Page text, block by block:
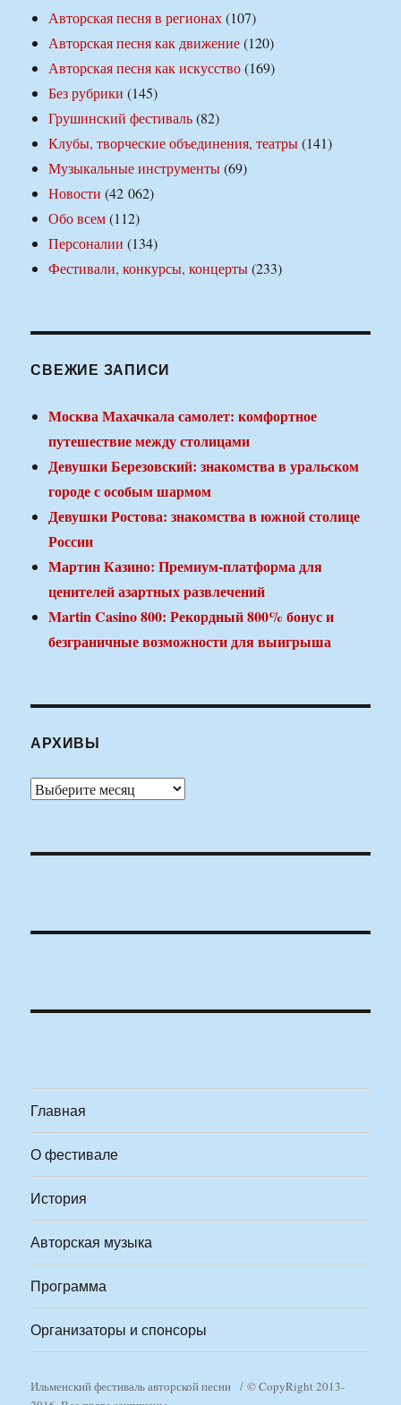
Авторская песня в регионах(107)
Авторская песня как движение(120)
Авторская песня как искусство(169)
Без рубрики (145)
Грушинский фестиваль(82)
Клубы, творческие объединения, театры(141)
Музыкальные инструменты(69)
Новости (42 062)
Обо всем(112)
Персоналии (134)
Фестивали, конкурсы, концерты(233)
СВЕЖИЕ ЗАПИСИ
Москва Махачкала самолет: комфортное
путешествие между столицами
Девушки Березовский: знакомства в уральском
городе с особым шармом
Девушки Ростова: знакомства в южной столице
России
Мартин Казино: Премиум-платформа для
ценителей азартных развлечений
Martin Casino 800: Рекордный 800% бонус и
безграничные возможности для выигрыша
АРХИВЫ
Архивы
Главная
О фестивале
История
Авторская музыка
Программа
Организаторы и спонсоры
Ильменский фестиваль авторской песни
© CopyRight 2013-